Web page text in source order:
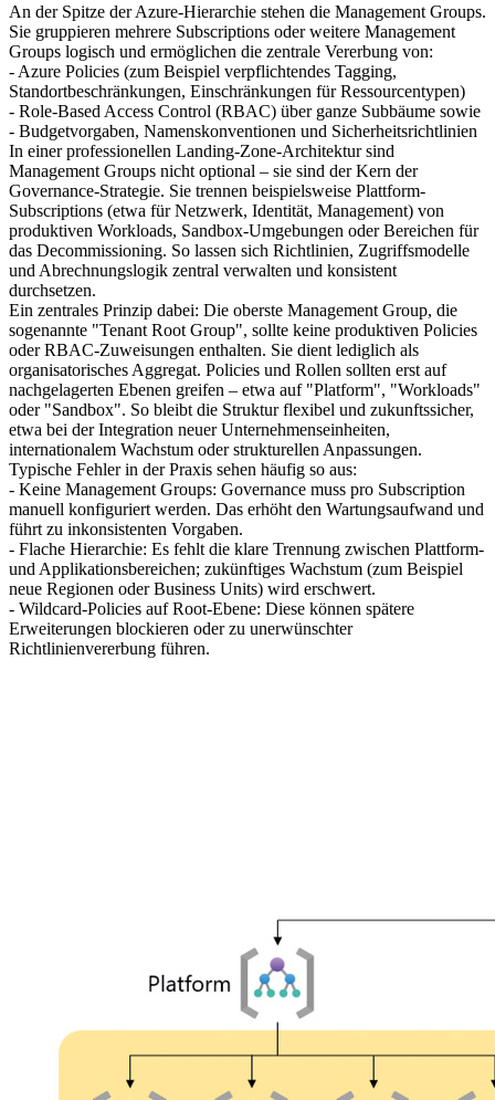
An der Spitze der Azure-Hierarchie stehen die Management Groups.
Sie gruppieren mehrere Subscriptions oder weitere Management
Groups logisch und ermöglichen die zentrale Vererbung von:
- Azure Policies (zum Beispiel verpflichtendes Tagging,
Standortbeschränkungen, Einschränkungen für Ressourcentypen)
- Role-Based Access Control (RBAC) über ganze Subbäume sowie
- Budgetvorgaben, Namenskonventionen und Sicherheitsrichtlinien
In einer professionellen Landing-Zone-Architektur sind
Management Groups nicht optional – sie sind der Kern der
Governance-Strategie. Sie trennen beispielsweise Plattform-
Subscriptions (etwa für Netzwerk, Identität, Management) von
produktiven Workloads, Sandbox-Umgebungen oder Bereichen für
das Decommissioning. So lassen sich Richtlinien, Zugriffsmodelle
und Abrechnungslogik zentral verwalten und konsistent
durchsetzen.
Ein zentrales Prinzip dabei: Die oberste Management Group, die
sogenannte "Tenant Root Group", sollte keine produktiven Policies
oder RBAC-Zuweisungen enthalten. Sie dient lediglich als
organisatorisches Aggregat. Policies und Rollen sollten erst auf
nachgelagerten Ebenen greifen – etwa auf "Platform", "Workloads"
oder "Sandbox". So bleibt die Struktur flexibel und zukunftssicher,
etwa bei der Integration neuer Unternehmenseinheiten,
internationalem Wachstum oder strukturellen Anpassungen.
Typische Fehler in der Praxis sehen häufig so aus:
- Keine Management Groups: Governance muss pro Subscription
manuell konfiguriert werden. Das erhöht den Wartungsaufwand und
führt zu inkonsistenten Vorgaben.
- Flache Hierarchie: Es fehlt die klare Trennung zwischen Plattform-
und Applikationsbereichen; zukünftiges Wachstum (zum Beispiel
neue Regionen oder Business Units) wird erschwert.
- Wildcard-Policies auf Root-Ebene: Diese können spätere
Erweiterungen blockieren oder zu unerwünschter
Richtlinienvererbung führen.